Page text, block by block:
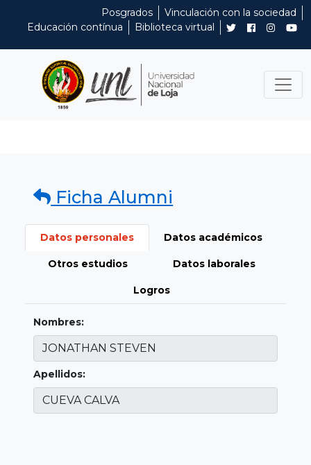
Posgrados
Vinculación con la sociedad
Educación contínua
Biblioteca virtual
Ficha Alumni
Datos personales Datos académicos
Otros estudios Datos laborales
Logros
Nombres:
Apellidos: